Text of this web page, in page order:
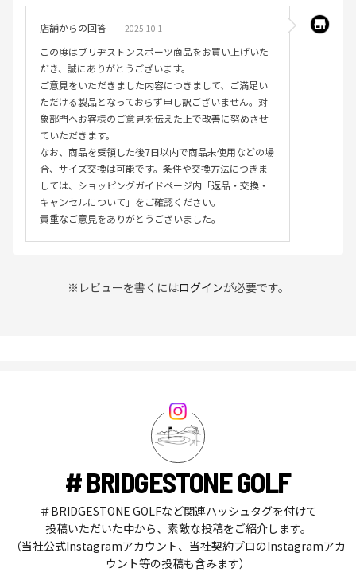
店舗からの回答 2025.10.1
この度はブリヂストンスポーツ商品をお買い上げいた
だき、誠にありがとうございます。
ご意見をいただきました内容につきまして、ご満足い
ただける製品となっておらず申し訳ございません。対
象部門へお客様のご意見を伝えた上で改善に努めさせ
ていただきます。
なお、商品を受領した後7日以内で商品未使用などの場
合、サイズ交換は可能です。条件や交換方法につきま
しては、ショッピングガイドページ内「返品・交換・
キャンセルについて」をご確認ください。
貴重なご意見をありがとうございました。
※レビューを書くにはログインが必要です。
# BRIDGESTONE GOLF
＃BRIDGESTONE GOLFなど関連ハッシュタグを付けて
投稿いただいた中から、素敵な投稿をご紹介します。
（当社公式Instagramアカウント、当社契約プロのInstagramアカ
ウント等の投稿も含みます）